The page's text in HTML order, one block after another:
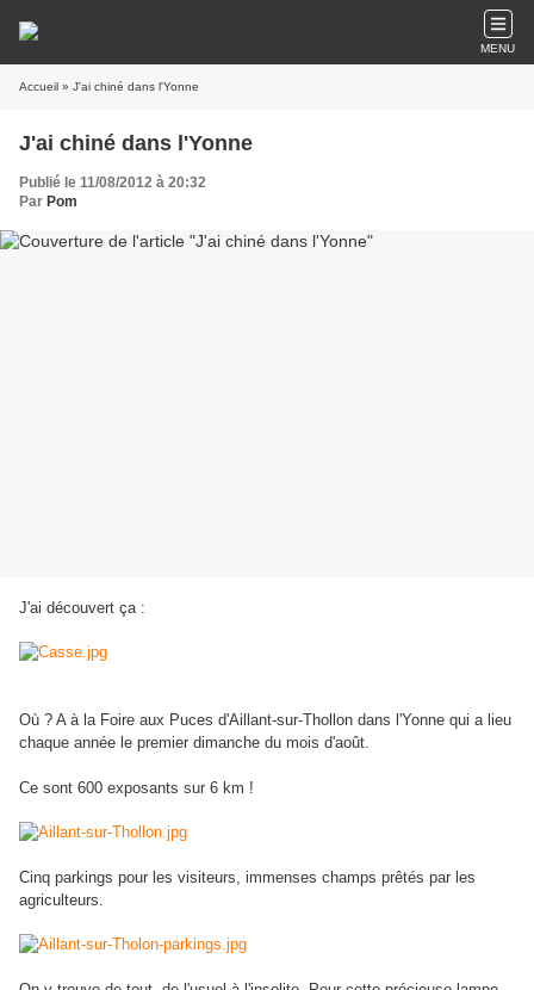
MENU
Accueil » J'ai chiné dans l'Yonne
J'ai chiné dans l'Yonne
Publié le 11/08/2012 à 20:32
Par Pom
J'ai découvert ça :
Où ? A à la Foire aux Puces d'Aillant-sur-Thollon dans l'Yonne qui a lieu
chaque année le premier dimanche du mois d'août.
Ce sont 600 exposants sur 6 km !
Cinq parkings pour les visiteurs, immenses champs prêtés par les
agriculteurs.